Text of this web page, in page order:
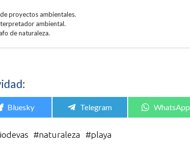
proyectos ambientales.
ambiental.
de naturaleza.
Compartir
Bluesky
Compartir
Telegram
Compartir
WhatsApp
#naturaleza #playa